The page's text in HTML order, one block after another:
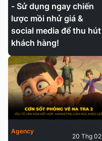
- Sử dụng ngay chiến
lược mồi nhử giá &
social media để thu hút
khách hàng!
Agency
20 Thg 02